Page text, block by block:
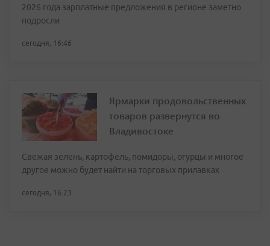
2026 года зарплатные предложения в регионе заметно
подросли
сегодня, 16:46
Ярмарки продовольственных
товаров развернутся во
Владивостоке
Свежая зелень, картофель, помидоры, огурцы и многое
другое можно будет найти на торговых прилавках
сегодня, 16:23